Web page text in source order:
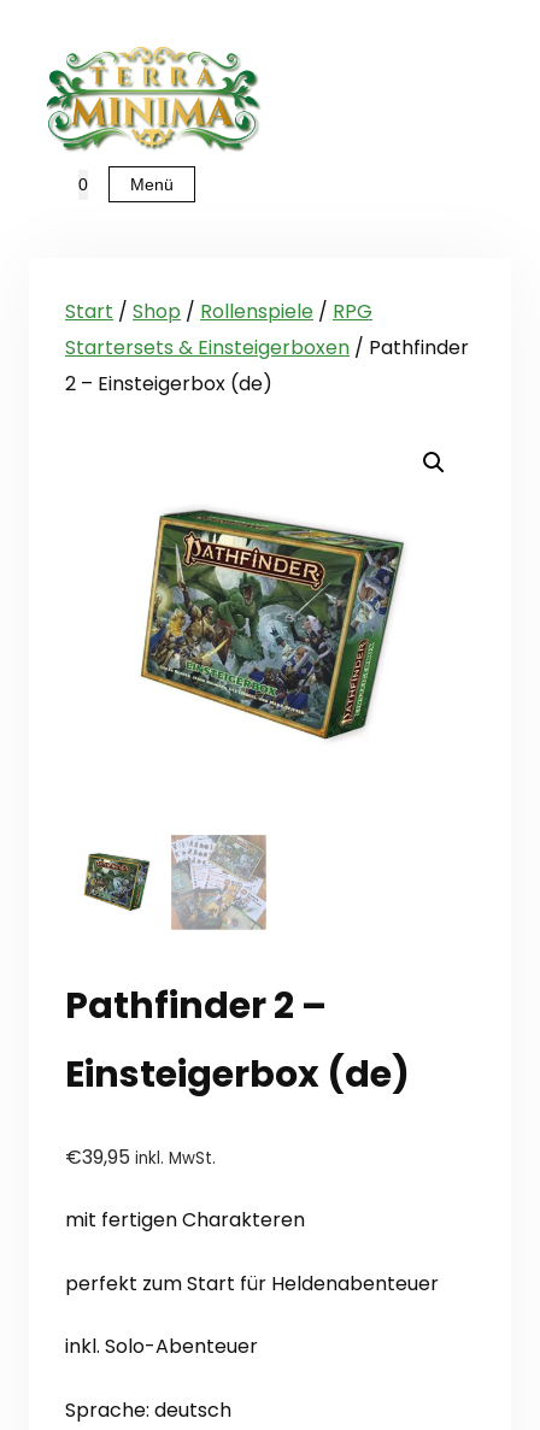
springen
0 Menü
Start / Shop / Rollenspiele / RPG
Startersets & Einsteigerboxen / Pathfinder
2 – Einsteigerbox (de)
Pathfinder 2 –
Einsteigerbox (de)
€39,95 inkl. MwSt.
mit fertigen Charakteren
perfekt zum Start für Heldenabenteuer
inkl. Solo-Abenteuer
Sprache: deutsch